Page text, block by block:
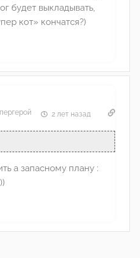
будет выкладывать,
кот» кончатся?)
2 лет назад
а запасному плану :